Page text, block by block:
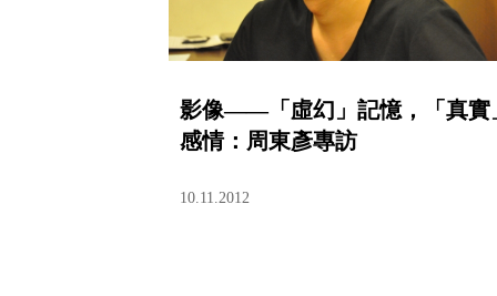
影像——「虛幻」記憶，「真實
感情：周東彥專訪
10.11.2012